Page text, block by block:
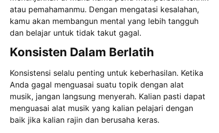
atau pemahamanmu. Dengan mengatasi kesalahan,
kamu akan membangun mental yang lebih tangguh
dan belajar untuk tidak takut gagal.
Konsisten Dalam Berlatih
Konsistensi selalu penting untuk keberhasilan. Ketika
Anda gagal menguasai suatu topik dengan alat
musik, jangan langsung menyerah. Kalian pasti dapat
menguasai alat musik yang kalian pelajari dengan
baik jika kalian rajin dan berusaha keras.